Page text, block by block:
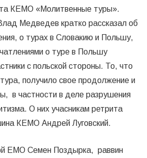
КЕМО «Молитвенные туры».
Медведев кратко рассказал об
о турах в Словакию и Польшу,
о туре в Польшу
с польской стороны. То, что
получило свое продолжение и
в частности в деле разрушения
О них учасникам ретрита
КЕМО Андрей Луговский.
ЕМО Семен Поздырка, раввин